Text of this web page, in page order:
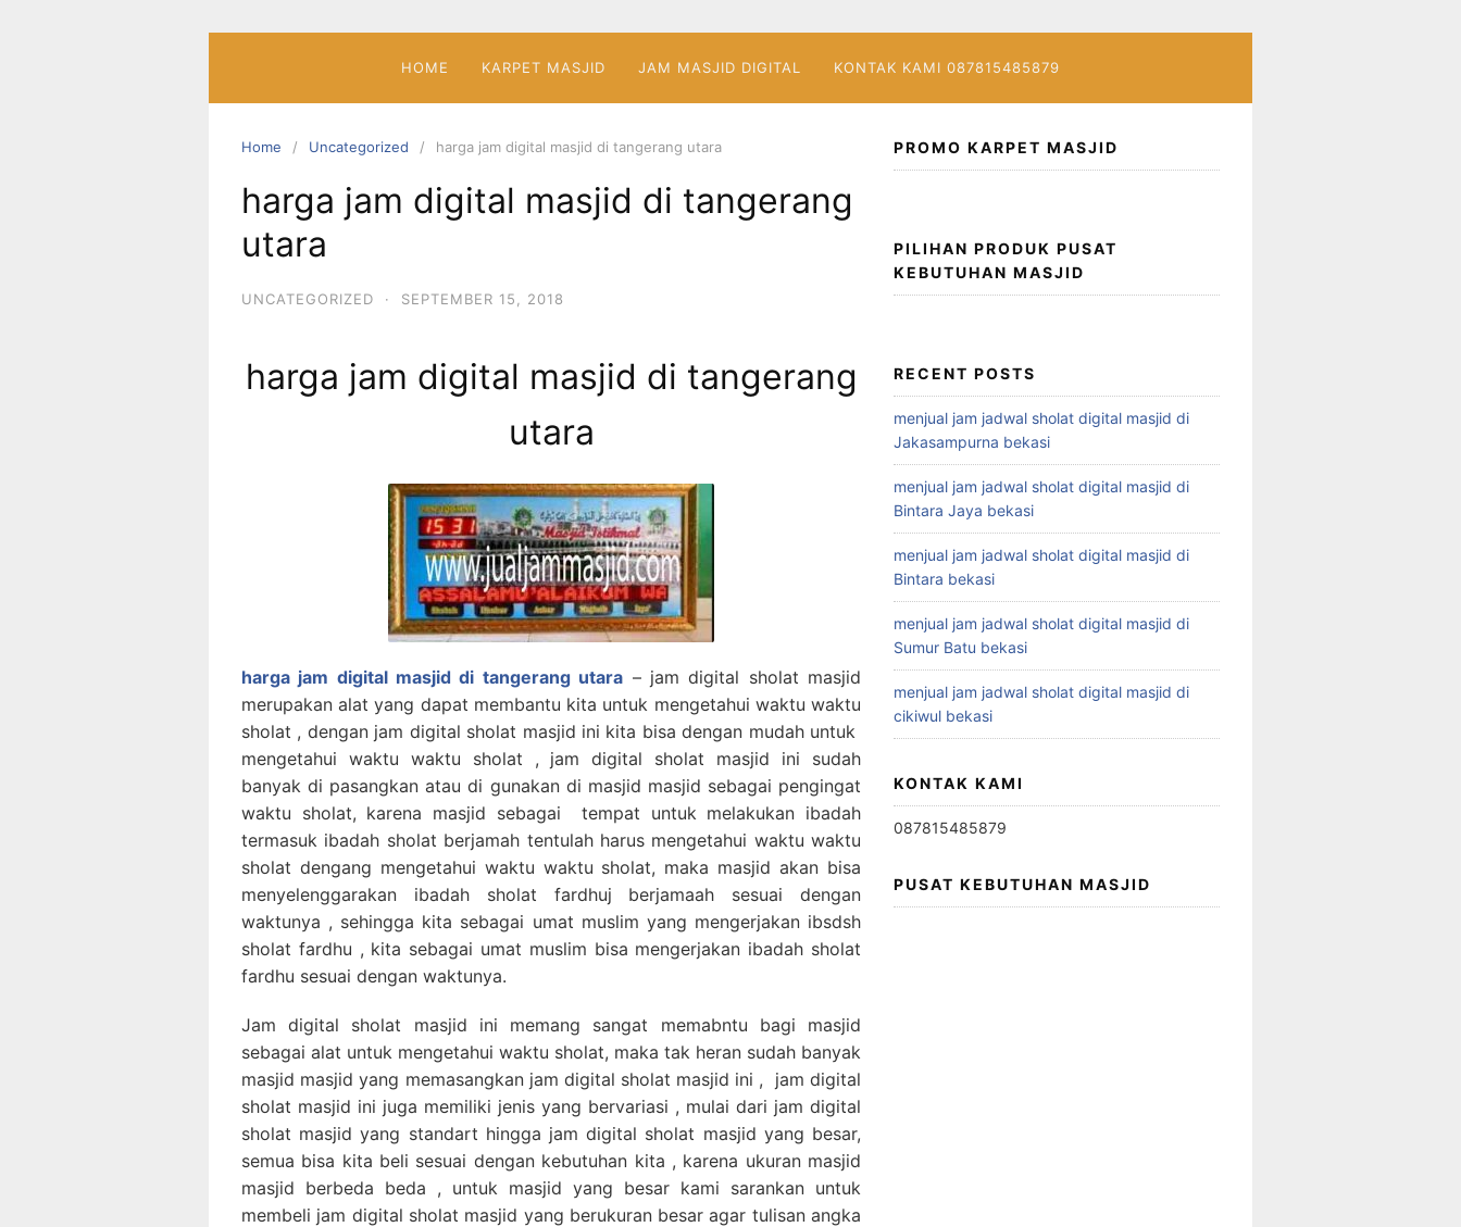
HOME KARPET MASJID JAM MASJID DIGITAL KONTAK KAMI 087815485879
Home Uncategorized harga jam digital masjid di tangerang utara
harga jam digital masjid di tangerang
utara
UNCATEGORIZED · SEPTEMBER 15, 2018
harga jam digital masjid di tangerang
utara
harga jam digital masjid di tangerang utara – jam digital sholat masjid
merupakan alat yang dapat membantu kita untuk mengetahui waktu waktu
sholat , dengan jam digital sholat masjid ini kita bisa dengan mudah untuk
mengetahui waktu waktu sholat , jam digital sholat masjid ini sudah
banyak di pasangkan atau di gunakan di masjid masjid sebagai pengingat
waktu sholat, karena masjid sebagai tempat untuk melakukan ibadah
termasuk ibadah sholat berjamah tentulah harus mengetahui waktu waktu
sholat dengang mengetahui waktu waktu sholat, maka masjid akan bisa
menyelenggarakan ibadah sholat fardhuj berjamaah sesuai dengan
waktunya , sehingga kita sebagai umat muslim yang mengerjakan ibsdsh
sholat fardhu , kita sebagai umat muslim bisa mengerjakan ibadah sholat
fardhu sesuai dengan waktunya.
Jam digital sholat masjid ini memang sangat memabntu bagi masjid
sebagai alat untuk mengetahui waktu sholat, maka tak heran sudah banyak
masjid masjid yang memasangkan jam digital sholat masjid ini , jam digital
sholat masjid ini juga memiliki jenis yang bervariasi , mulai dari jam digital
sholat masjid yang standart hingga jam digital sholat masjid yang besar,
semua bisa kita beli sesuai dengan kebutuhan kita , karena ukuran masjid
masjid berbeda beda , untuk masjid yang besar kami sarankan untuk
membeli jam digital sholat masjid yang berukuran besar agar tulisan angka
PROMO KARPET MASJID
PILIHAN PRODUK PUSAT
KEBUTUHAN MASJID
RECENT POSTS
menjual jam jadwal sholat digital masjid di
Jakasampurna bekasi
menjual jam jadwal sholat digital masjid di
Bintara Jaya bekasi
menjual jam jadwal sholat digital masjid di
Bintara bekasi
menjual jam jadwal sholat digital masjid di
Sumur Batu bekasi
menjual jam jadwal sholat digital masjid di
cikiwul bekasi
KONTAK KAMI
087815485879
PUSAT KEBUTUHAN MASJID